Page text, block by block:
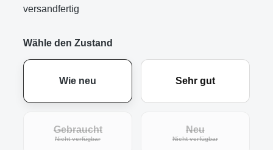
versandfertig
Wähle den Zustand
Wie neu Sehr gut
Gebraucht
Nicht verfügbar(Diese Option ist zurzeit nicht verfügbar.)
Neu
Nicht verfügbar(Diese Option ist